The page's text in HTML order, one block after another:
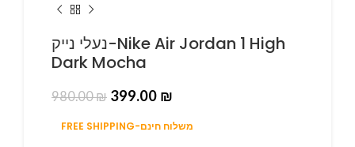
נעלי נייק-Nike Air Jordan 1 High
Dark Mocha
980.00₪ 399.00 ₪
FREE SHIPPING-משלוח חינם